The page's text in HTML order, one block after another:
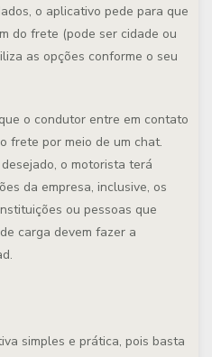
o aplicativo pede para que
do frete (pode ser cidade ou
as opções conforme o seu
o condutor entre em contato
frete por meio de um chat.
o motorista terá
da empresa, inclusive, os
ou pessoas que
carga devem fazer a
simples e prática, pois basta